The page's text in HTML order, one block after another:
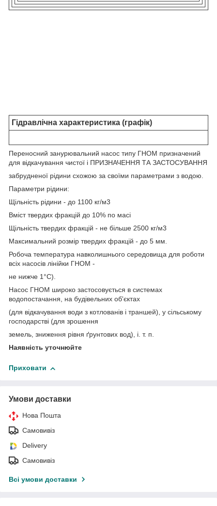
Гідравлічна характеристика (графік)
Переносний занурювальний насос типу ГНОМ призначений
для відкачування чистої і ПРИЗНАЧЕННЯ ТА ЗАСТОСУВАННЯ
забрудненої рідини схожою за своїми параметрами з водою.
Параметри рідини:
Щільність рідини - до 1100 кг/м3
Вміст твердих фракцій до 10% по масі
Щільність твердих фракцій - не більше 2500 кг/м3
Максимальний розмір твердих фракцій - до 5 мм.
Робоча температура навколишнього середовища для роботи
всіх насосів лінійки ГНОМ -
не нижче 1°C).
Насос ГНОМ широко застосовується в системах
водопостачання, на будівельних об'єктах
(для відкачування води з котлованів і траншей), у сільському
господарстві (для зрошення
земель, зниження рівня ґрунтових вод), і. т. п.
Наявність уточнюйте
Приховати
Умови доставки
Нова Пошта
Самовивіз
Delivery
Самовивіз
Всі умови доставки